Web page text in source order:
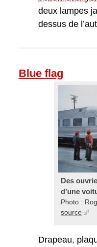
deux lampes
dessus de
Blue flag
Des
d’une
Photo :
source
Drapeau,